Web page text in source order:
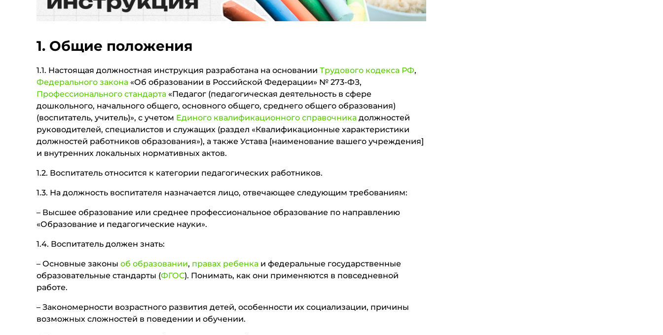
1. Общие положения
1.1. Настоящая должностная инструкция разработана на основании Трудового кодекса РФ,
Федерального закона «Об образовании в Российской Федерации» № 273-ФЗ,
Профессионального стандарта «Педагог (педагогическая деятельность в сфере
дошкольного, начального общего, основного общего, среднего общего образования)
(воспитатель, учитель)», с учетом Единого квалификационного справочника должностей
руководителей, специалистов и служащих (раздел «Квалификационные характеристики
должностей работников образования»), а также Устава [наименование вашего учреждения]
и внутренних локальных нормативных актов.
1.2. Воспитатель относится к категории педагогических работников.
1.3. На должность воспитателя назначается лицо, отвечающее следующим требованиям:
– Высшее образование или среднее профессиональное образование по направлению
«Образование и педагогические науки».
1.4. Воспитатель должен знать:
– Основные законы об образовании, правах ребенка и федеральные государственные
образовательные стандарты (ФГОС). Понимать, как они применяются в повседневной
работе.
– Закономерности возрастного развития детей, особенности их социализации, причины
возможных сложностей в поведении и обучении.